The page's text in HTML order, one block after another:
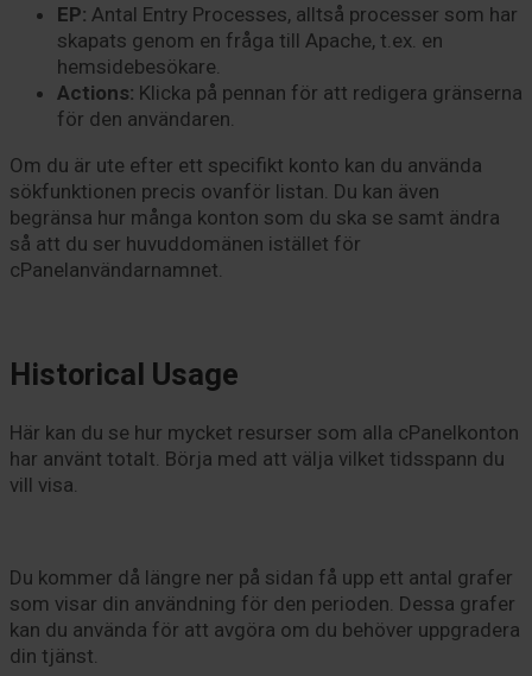
EP: Antal Entry Processes, alltså processer som har
skapats genom en fråga till Apache, t.ex. en
hemsidebesökare.
Actions: Klicka på pennan för att redigera gränserna
för den användaren.
Om du är ute efter ett specifikt konto kan du använda
sökfunktionen precis ovanför listan. Du kan även
begränsa hur många konton som du ska se samt ändra
så att du ser huvuddomänen istället för
cPanelanvändarnamnet.
Historical Usage
Här kan du se hur mycket resurser som alla cPanelkonton
har använt totalt. Börja med att välja vilket tidsspann du
vill visa.
Du kommer då längre ner på sidan få upp ett antal grafer
som visar din användning för den perioden. Dessa grafer
kan du använda för att avgöra om du behöver uppgradera
din tjänst.